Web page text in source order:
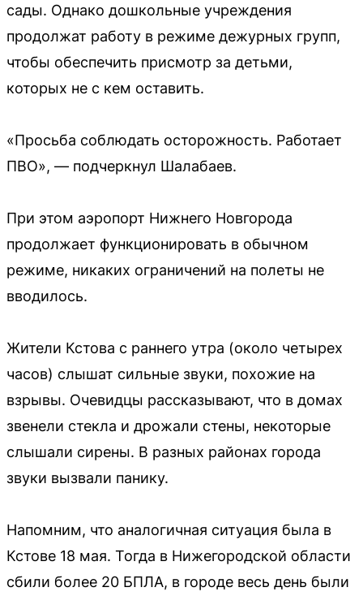
сады. Однако дошкольные учреждения
продолжат работу в режиме дежурных групп,
чтобы обеспечить присмотр за детьми,
которых не с кем оставить.
«Просьба соблюдать осторожность. Работает
ПВО», — подчеркнул Шалабаев.
При этом аэропорт Нижнего Новгорода
продолжает функционировать в обычном
режиме, никаких ограничений на полеты не
вводилось.
Жители Кстова с раннего утра (около четырех
часов) слышат сильные звуки, похожие на
взрывы. Очевидцы рассказывают, что в домах
звенели стекла и дрожали стены, некоторые
слышали сирены. В разных районах города
звуки вызвали панику.
Напомним, что аналогичная ситуация была в
Кстове 18 мая. Тогда в Нижегородской области
сбили более 20 БПЛА, в городе весь день были